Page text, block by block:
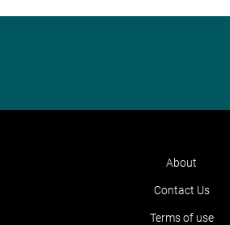
About
Contact Us
Terms of use